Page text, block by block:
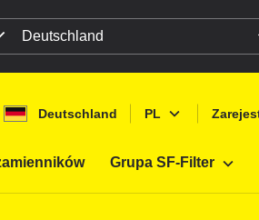
Deutschland
Deutschland PL
Grupa SF-Filter